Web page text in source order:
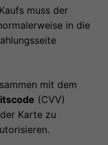
muss der
in die
mit dem
(CVV)
Karte zu